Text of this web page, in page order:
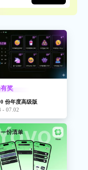
奖
份年度高级版
- 07.02